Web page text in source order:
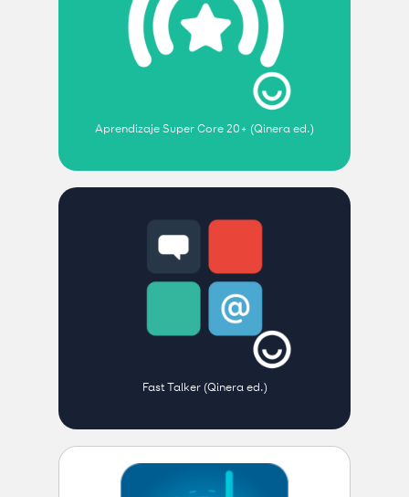
Aprendizaje Super Core 20+ (Qinera ed.)
Fast Talker (Qinera ed.)